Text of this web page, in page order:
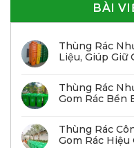
BÀI
Thùng Rác
Liệu, Giúp Giữ
Thùng Rác
Gom Rác Bền
Thùng Rác
Gom Rác